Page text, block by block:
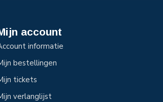
account
informatie
bestellingen
tickets
verlanglijst